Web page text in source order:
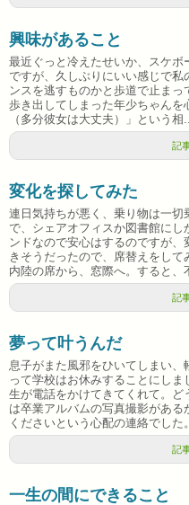
興味があること
最近ぐっと冷えたせいか、スケ
ですが、久しぶりにいい感じで私
ンスを逃すものかと歩道で止ま
歩き出してしまった年少ちゃん
（多分彼女は大丈夫）」という相
記
変化を探してみた
連日気持ちが悪く、乗り物は一
で、シェアオフィスか図書館にし
ンドなので安心はするのですが
きそうだったので、席替えをし
内陸の席から、窓際へ。すると、
記
夢って叶うんだ
息子がまた風邪をひいてしまい、
って学校はお休みすることにし
生が電話をかけてきてくれて。
は卒業アルバムの写真撮影があ
くださいという心配の連絡でした
記
一生の間にできること